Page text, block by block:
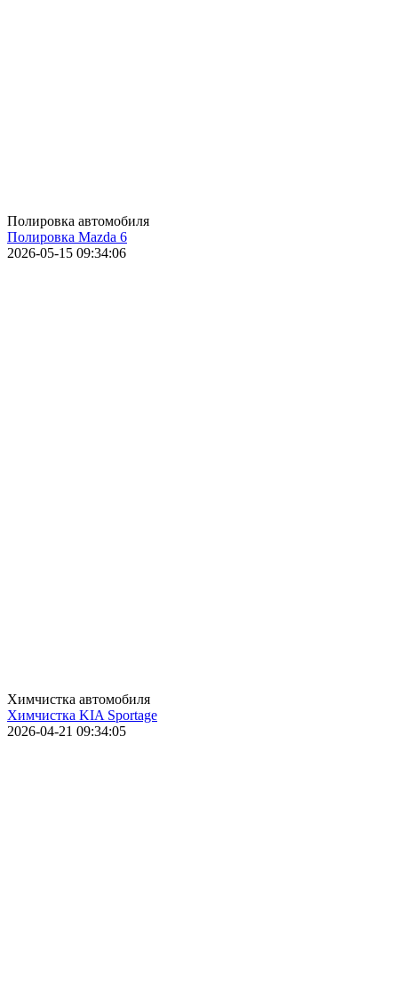
Полировка автомобиля
Полировка Mazda 6
2026-05-15 09:34:06
Химчистка автомобиля
Химчистка KIA Sportage
2026-04-21 09:34:05